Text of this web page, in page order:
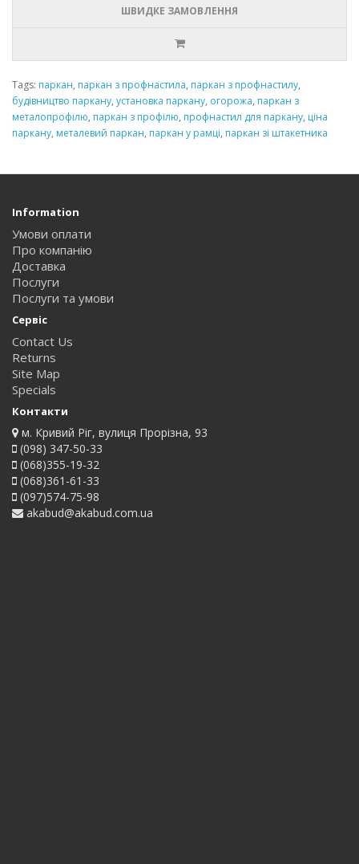
ШВИДКЕ ЗАМОВЛЕННЯ
Tags: паркан, паркан з профнастила, паркан з профнастилу,
будівництво паркану, установка паркану, огорожа, паркан з
металопрофілю, паркан з профілю, профнастил для паркану, ціна
паркану, металевий паркан, паркан у рамці, паркан зі штакетника
Information
Умови оплати
Про компанію
Доставка
Послуги
Послуги та умови
Сервіс
Contact Us
Returns
Site Map
Specials
Контакти
м. Кривий Ріг, вулиця Прорізна, 93
(098) 347-50-33
(068)355-19-32
(068)361-61-33
(097)574-75-98
akabud@akabud.com.ua